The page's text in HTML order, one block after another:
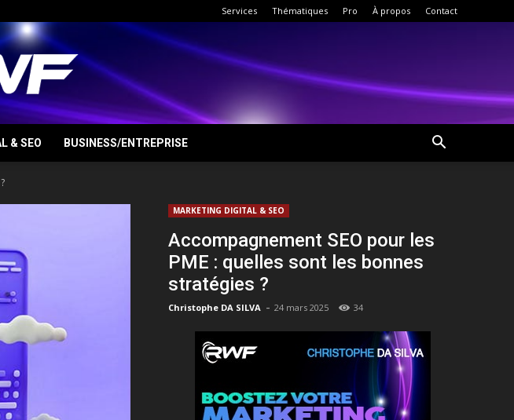
Services Thématiques Pro À propos Contact
& SEO BUSINESS/ENTREPRISE
MARKETING DIGITAL & SEO
Accompagnement SEO pour les
PME : quelles sont les bonnes
stratégies ?
Christophe DA SILVA - 24 mars 2025 34